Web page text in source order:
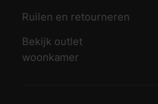
Ruilen en retourneren
Bekijk outlet
woonkamer